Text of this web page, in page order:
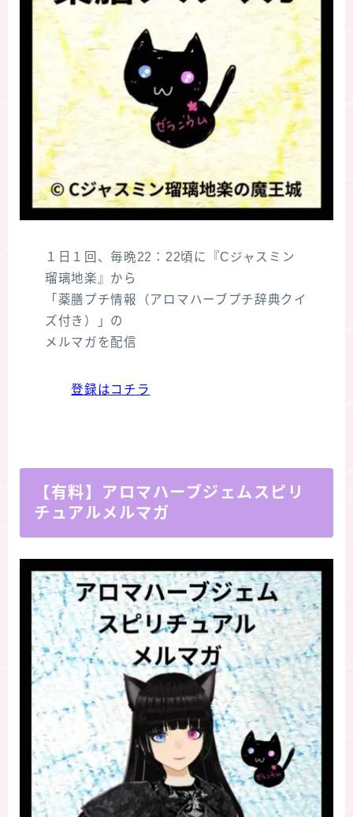
１日１回、毎晩22：22頃に『Cジャスミン
瑠璃地楽』から
「薬膳プチ情報（アロマハーブプチ辞典クイ
ズ付き）」の
メルマガを配信
登録はコチラ
【有料】アロマハーブジェムスピリ
チュアルメルマガ